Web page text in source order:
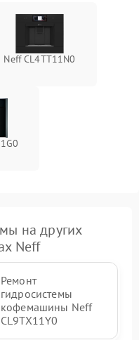
Neff CL4TT11N0
на других
Neff
Ремонт
гидросистемы
кофемашины Neff
CL9TX11Y0